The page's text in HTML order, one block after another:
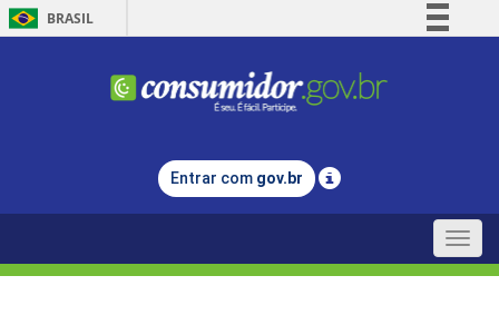
BRASIL
Comunica BR
Legislação
Entrar com gov.br
Toggle